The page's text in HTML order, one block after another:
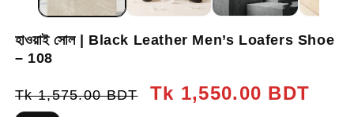
হাওয়াই সোল | Black Leather Men’s Loafers Shoe
– 108
Regular
Tk 1,575.00 BDT
Sale
Tk 1,550.00 BDT